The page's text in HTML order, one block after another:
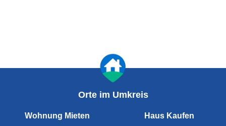
Orte im Umkreis
Wohnung Mieten Haus Kaufen